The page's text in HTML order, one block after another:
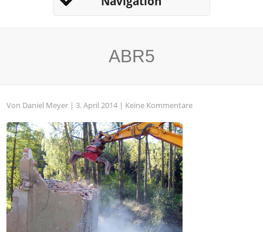
ABR5
Von Daniel Meyer | 3. April 2014 | Keine Kommentare